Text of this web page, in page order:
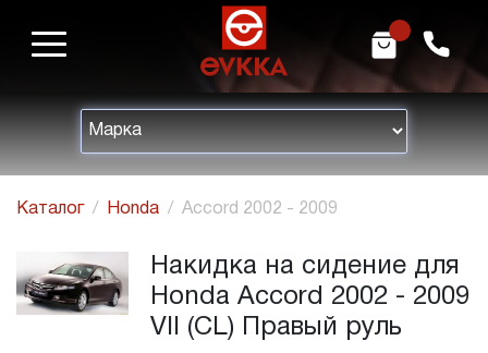
h m
Каталог Honda Accord 2002 - 2009
Накидка на сидение для
Honda Accord 2002 - 2009
VII (CL) Правый руль